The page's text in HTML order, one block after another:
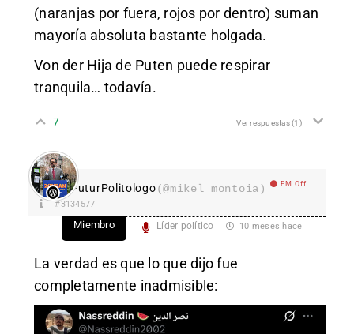
(naranjas por fuera, rojos por dentro) suman
mayoría absoluta bastante holgada.
Von der Hija de Puten puede respirar
tranquila… todavía.
7 Ver respuestas(1)
FuturPolitologo(@mikel_montoia) EM Off
#3134577
Miembro Líder político 10 meses hace
La verdad es que lo que dijo fue
completamente inadmisible: